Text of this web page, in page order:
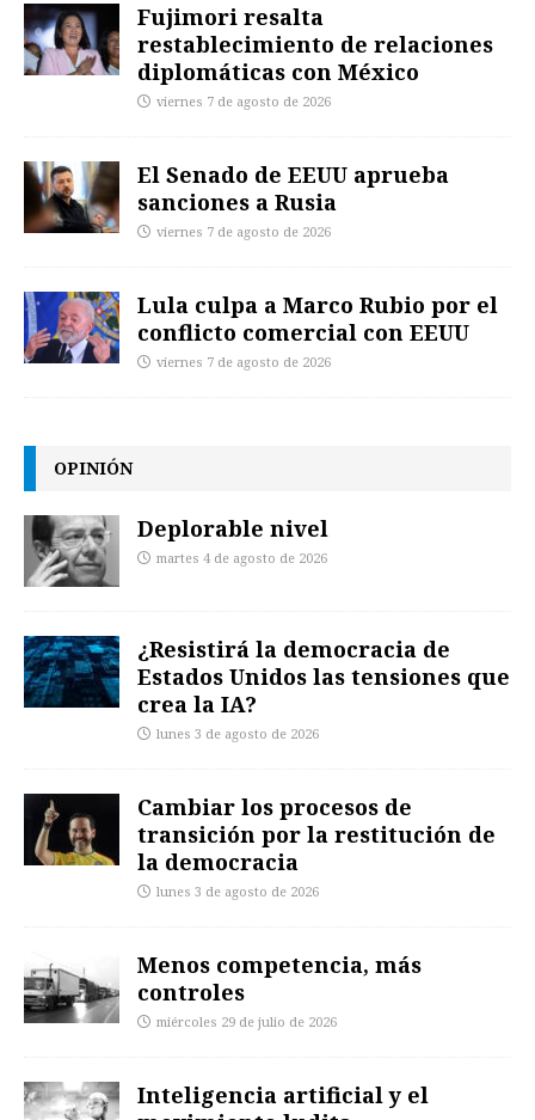
Fujimori resalta
restablecimiento de relaciones
diplomáticas con México
viernes 7 de agosto de 2026
El Senado de EEUU aprueba
sanciones a Rusia
viernes 7 de agosto de 2026
Lula culpa a Marco Rubio por el
conflicto comercial con EEUU
viernes 7 de agosto de 2026
OPINIÓN
Deplorable nivel
martes 4 de agosto de 2026
¿Resistirá la democracia de
Estados Unidos las tensiones que
crea la IA?
lunes 3 de agosto de 2026
Cambiar los procesos de
transición por la restitución de
la democracia
lunes 3 de agosto de 2026
Menos competencia, más
controles
miércoles 29 de julio de 2026
Inteligencia artificial y el